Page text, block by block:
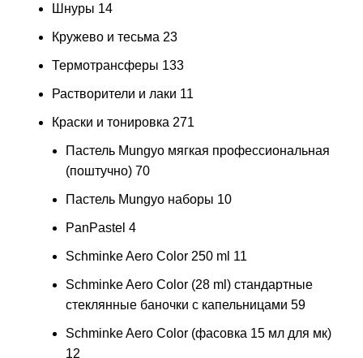
Шнуры 14
Кружево и тесьма 23
Термотрансферы 133
Растворители и лаки 11
Краски и тонировка 271
Пастель Mungyo мягкая профессиональная
(поштучно) 70
Пастель Mungyo наборы 10
PanPastel 4
Schminke Aero Color 250 ml 11
Schminke Aero Color (28 ml) стандартные
стеклянные баночки с капельницами 59
Schminke Aero Color (фасовка 15 мл для мк)
12